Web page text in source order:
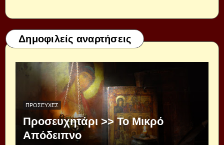
Δημοφιλείς αναρτήσεις
ΠΡΟΣΕΥΧΈΣ
Προσευχητάρι >> Το Μικρό
Απόδειπνο